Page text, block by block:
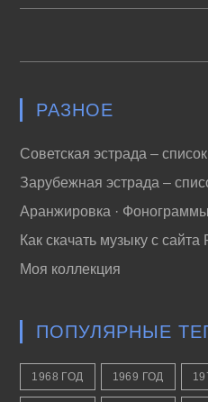
–
РАЗНОЕ
Советская эстрада –
Зарубежная эстрада –
Аранжировка · Фонограммы
Как скачать музыку с сайта
Моя коллекция
ПОПУЛЯРНЫЕ
1968 ГОД 1969 ГОД